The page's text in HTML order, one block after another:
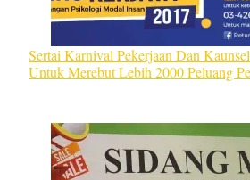
Sertai Karnival Pekerjaan Dan
Untuk Merebut Lebih 2000 Peluang